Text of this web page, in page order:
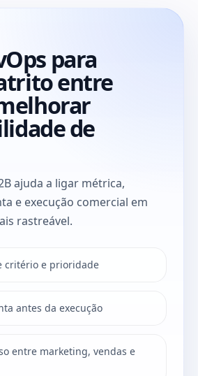
para
entre
de
ajuda a ligar métrica,
e execução comercial em
rastreável.
critério e prioridade
antes da execução
entre marketing, vendas e